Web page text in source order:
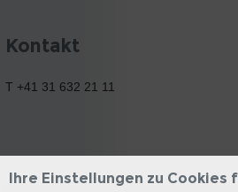
Kontakt
T +41 31 632 21 11
Ihre Einstellungen zu Cookies